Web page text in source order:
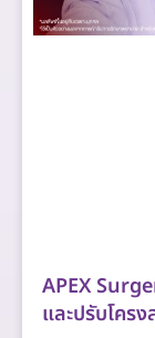
APEX
และปรับโคร